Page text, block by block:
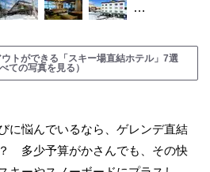
…
トができる「スキー場直結ホテル」7選
べての写真を見る）
に悩んでいるなら、ゲレンデ直結
多少予算がかさんでも、その快